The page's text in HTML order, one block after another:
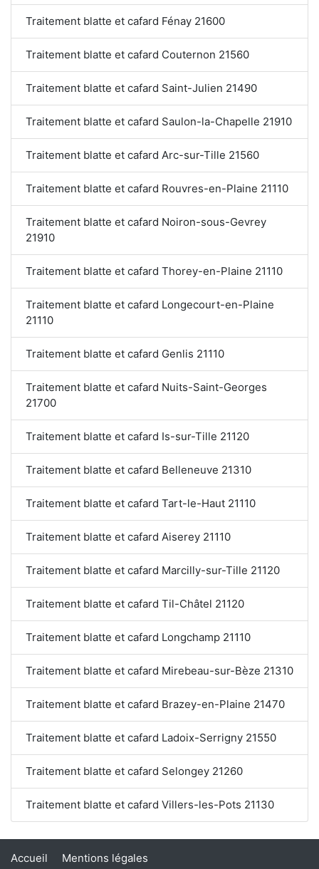
Traitement blatte et cafard Fénay 21600
Traitement blatte et cafard Couternon 21560
Traitement blatte et cafard Saint-Julien 21490
Traitement blatte et cafard Saulon-la-Chapelle 21910
Traitement blatte et cafard Arc-sur-Tille 21560
Traitement blatte et cafard Rouvres-en-Plaine 21110
Traitement blatte et cafard Noiron-sous-Gevrey
21910
Traitement blatte et cafard Thorey-en-Plaine 21110
Traitement blatte et cafard Longecourt-en-Plaine
21110
Traitement blatte et cafard Genlis 21110
Traitement blatte et cafard Nuits-Saint-Georges
21700
Traitement blatte et cafard Is-sur-Tille 21120
Traitement blatte et cafard Belleneuve 21310
Traitement blatte et cafard Tart-le-Haut 21110
Traitement blatte et cafard Aiserey 21110
Traitement blatte et cafard Marcilly-sur-Tille 21120
Traitement blatte et cafard Til-Châtel 21120
Traitement blatte et cafard Longchamp 21110
Traitement blatte et cafard Mirebeau-sur-Bèze 21310
Traitement blatte et cafard Brazey-en-Plaine 21470
Traitement blatte et cafard Ladoix-Serrigny 21550
Traitement blatte et cafard Selongey 21260
Traitement blatte et cafard Villers-les-Pots 21130
Accueil Mentions légales